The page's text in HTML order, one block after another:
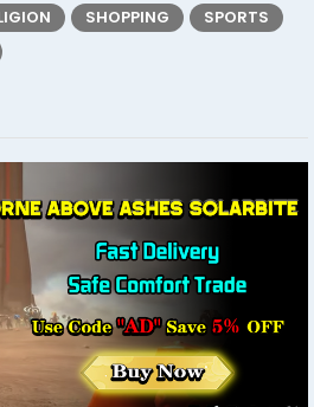
SHOPPING
SPORTS